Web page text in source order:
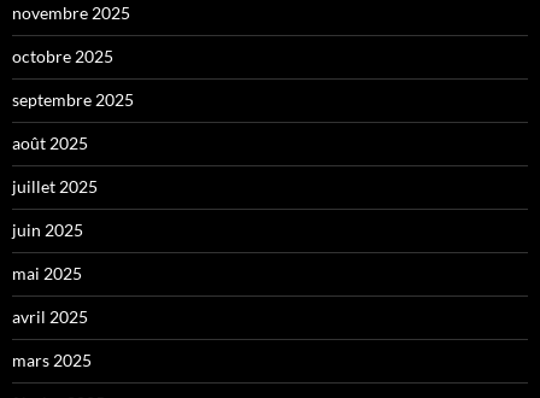
novembre 2025
octobre 2025
septembre 2025
août 2025
juillet 2025
juin 2025
mai 2025
avril 2025
mars 2025